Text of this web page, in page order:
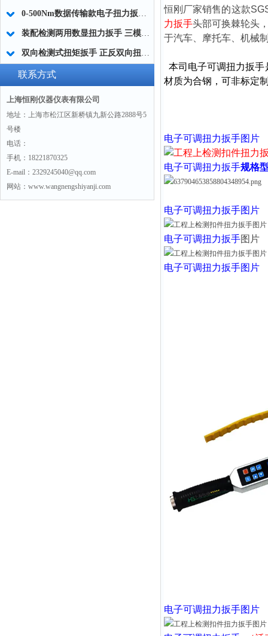
0-500Nm数据传输款电子扭力扳手,信号输出追溯扭矩值的扭矩扳手
装配检测两用数显扭力扳手 三模式切换扭矩扳手 工业紧固测量力矩扳手品牌
双向检测式扭矩扳手 正反双向扭力测试检测扳手 正旋反旋力矩扳手厂家
联系方式
上海恒刚仪器仪表有限公司
地址：上海市松江区新桥镇九新公路2888号5
号楼
电话：
手机：18221870325
E-mail：2329245040@qq.com
网站：www.wangnengshiyanji.com
恒刚厂家销售的这款
力扳手头部可换棘轮头
于汽车、摩托车、机械
本司 电子可调扭力扳手
材质为合钢，可非标定
电子可调扭力扳手图片
电子可调扭力扳手规格
电子可调扭力扳手图
电子可调扭力扳手图
电子可调扭力扳手图片
电子可调扭力扳手图